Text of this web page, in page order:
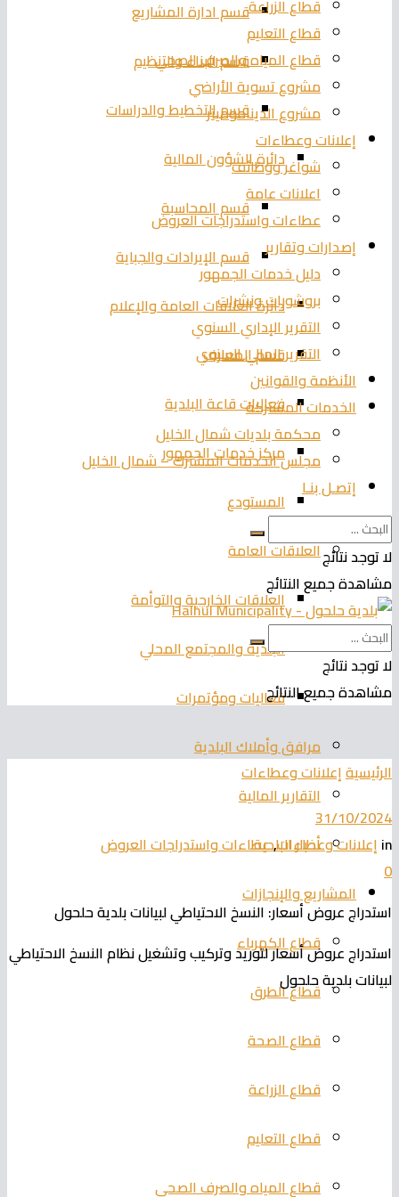
قسم ادارة المشاريع
قسم البناء والتنظيم
قسم التخطيط والدراسات
دائرة الشؤون المالية
قسم المحاسبة
قسم الإيرادات والجباية
دائرة العلاقات العامة والإعلام
قسم المعارف
فعاليات قاعة البلدية
مركز خدمات الجمهور
المستودع
العلاقات العامة
العلاقات الخارجية والتوأمة
البلدية والمجتمع المحلي
فعاليات ومؤتمرات
مرافق وأملاك البلدية
التقارير المالية
أخبار البلدية
المشاريع والإنجازات
قطاع الكهرباء
قطاع الطرق
قطاع الصحة
قطاع الزراعة
قطاع التعليم
قطاع المياه والصرف الصحي
قطاع الزراعة
قطاع التعليم
قطاع المياه والصرف الصحي
مشروع تسوية الأراضي
مشروع الديناموميتر
إعلانات وعطاءات
شواغر ووظائف
اعلانات عامة
عطاءات واستدراجات العروض
إصدارات وتقارير
دليل خدمات الجمهور
بروشورات ونشرات
التقرير الإداري السنوي
التقرير المالي السنوي
الأنظمة والقوانين
الخدمات المشتركة
محكمة بلديات شمال الخليل
مجلس الخدمات المشترك – شمال الخليل
إتصـل بنـا
لا توجد نتائج
مشاهدة جميع النتائج
لا توجد نتائج
مشاهدة جميع النتائج
الرئيسيةإعلانات وعطاءات
31/10/2024
in إعلانات وعطاءات,عطاءات واستدراجات العروض
0
استدراج عروض أسعار: النسخ الاحتياطي لبيانات بلدية حلحول
استدراج عروض أسعار لتوريد وتركيب وتشغيل نظام النسخ الاحتياطي
لبيانات بلدية حلحول